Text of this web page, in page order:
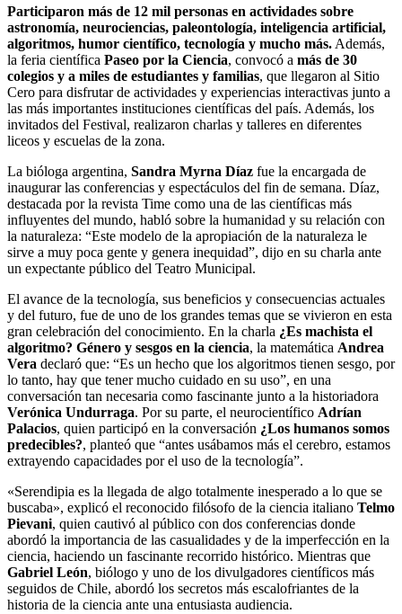
Participaron más de 12 mil personas en actividades sobre
astronomía, neurociencias, paleontología, inteligencia artificial,
algoritmos, humor científico, tecnología y mucho más. Además,
la feria científica Paseo por la Ciencia, convocó a más de 30
colegios y a miles de estudiantes y familias, que llegaron al Sitio
Cero para disfrutar de actividades y experiencias interactivas junto a
las más importantes instituciones científicas del país. Además, los
invitados del Festival, realizaron charlas y talleres en diferentes
liceos y escuelas de la zona.
La bióloga argentina, Sandra Myrna Díaz fue la encargada de
inaugurar las conferencias y espectáculos del fin de semana. Díaz,
destacada por la revista Time como una de las científicas más
influyentes del mundo, habló sobre la humanidad y su relación con
la naturaleza: “Este modelo de la apropiación de la naturaleza le
sirve a muy poca gente y genera inequidad”, dijo en su charla ante
un expectante público del Teatro Municipal.
El avance de la tecnología, sus beneficios y consecuencias actuales
y del futuro, fue de uno de los grandes temas que se vivieron en esta
gran celebración del conocimiento. En la charla ¿Es machista el
algoritmo? Género y sesgos en la ciencia, la matemática Andrea
Vera declaró que: “Es un hecho que los algoritmos tienen sesgo, por
lo tanto, hay que tener mucho cuidado en su uso”, en una
conversación tan necesaria como fascinante junto a la historiadora
Verónica Undurraga. Por su parte, el neurocientífico Adrían
Palacios, quien participó en la conversación ¿Los humanos somos
predecibles?, planteó que “antes usábamos más el cerebro, estamos
extrayendo capacidades por el uso de la tecnología”.
«Serendipia es la llegada de algo totalmente inesperado a lo que se
buscaba», explicó el reconocido filósofo de la ciencia italiano Telmo
Pievani, quien cautivó al público con dos conferencias donde
abordó la importancia de las casualidades y de la imperfección en la
ciencia, haciendo un fascinante recorrido histórico. Mientras que
Gabriel León, biólogo y uno de los divulgadores científicos más
seguidos de Chile, abordó los secretos más escalofriantes de la
historia de la ciencia ante una entusiasta audiencia.